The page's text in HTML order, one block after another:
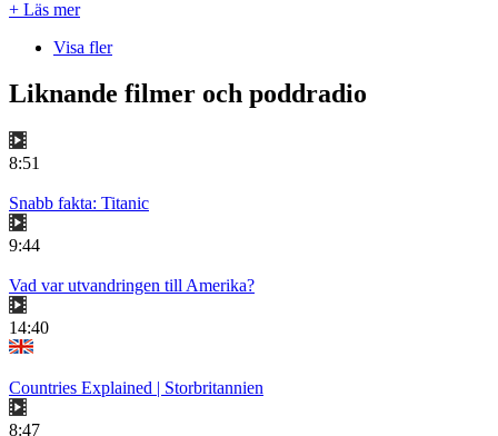
+ Läs mer
Visa fler
Liknande filmer och poddradio
8:51
Snabb fakta: Titanic
9:44
Vad var utvandringen till Amerika?
14:40
Countries Explained | Storbritannien
8:47